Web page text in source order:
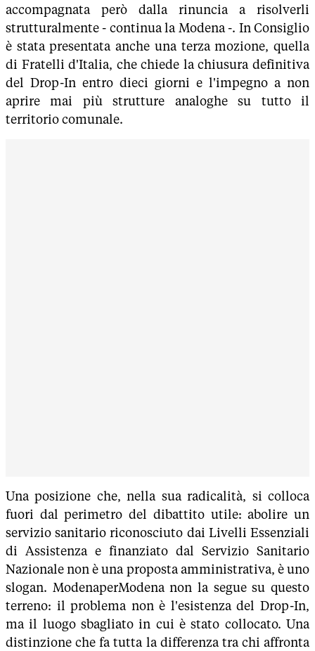
accompagnata però dalla rinuncia a risolverli
strutturalmente - continua la Modena -. In Consiglio
è stata presentata anche una terza mozione, quella
di Fratelli d'Italia, che chiede la chiusura definitiva
del Drop-In entro dieci giorni e l'impegno a non
aprire mai più strutture analoghe su tutto il
territorio comunale.
Una posizione che, nella sua radicalità, si colloca
fuori dal perimetro del dibattito utile: abolire un
servizio sanitario riconosciuto dai Livelli Essenziali
di Assistenza e finanziato dal Servizio Sanitario
Nazionale non è una proposta amministrativa, è uno
slogan. ModenaperModena non la segue su questo
terreno: il problema non è l'esistenza del Drop-In,
ma il luogo sbagliato in cui è stato collocato. Una
distinzione che fa tutta la differenza tra chi affronta